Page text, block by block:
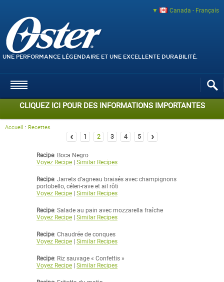
Canada - Français
UNE PERFORMANCE LÉGENDAIRE ET UNE EXCELLENTE DURABILITÉ.
CLIQUEZ ICI POUR DES INFORMATIONS IMPORTANTES
Accueil : Recettes
‹ 1 2 3 4 5 ›
Recipe: Boca Negro
Voyez Recipe
Similar Recipes
Recipe: Jarrets d’agneau braisés avec champignons
portobello, céleri-rave et ail rôti
Voyez Recipe
Similar Recipes
Recipe: Salade au pain avec mozzarella fraîche
Voyez Recipe
Similar Recipes
Recipe: Chaudrée de conques
Voyez Recipe
Similar Recipes
Recipe: Riz sauvage « Confettis »
Voyez Recipe
Similar Recipes